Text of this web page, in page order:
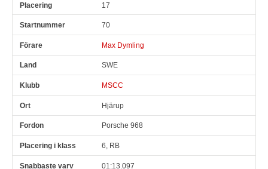
17
70
Max Dymling
SWE
MSCC
Hjärup
Porsche 968
6, RB
01:13.097